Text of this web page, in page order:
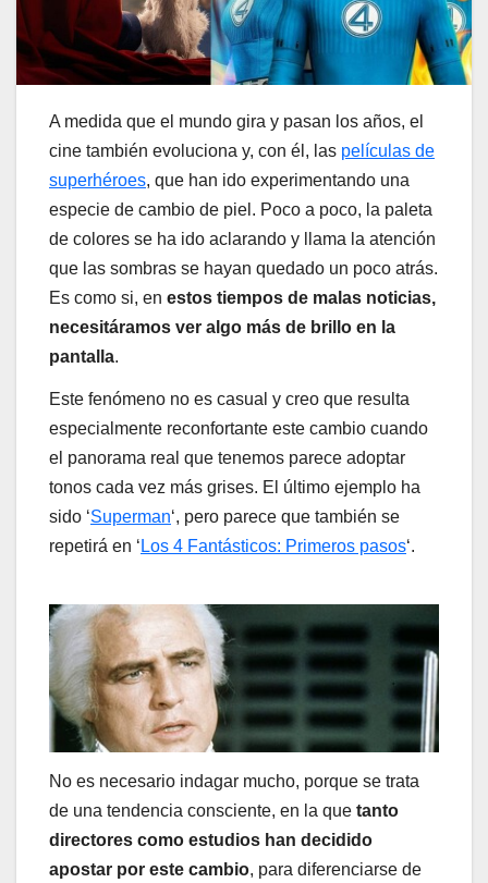
A medida que el mundo gira y pasan los años, el
cine también evoluciona y, con él, las películas de
superhéroes, que han ido experimentando una
especie de cambio de piel. Poco a poco, la paleta
de colores se ha ido aclarando y llama la atención
que las sombras se hayan quedado un poco atrás.
Es como si, en estos tiempos de malas noticias,
necesitáramos ver algo más de brillo en la
pantalla.
Este fenómeno no es casual y creo que resulta
especialmente reconfortante este cambio cuando
el panorama real que tenemos parece adoptar
tonos cada vez más grises. El último ejemplo ha
sido ‘Superman‘, pero parece que también se
repetirá en ‘ Los 4 Fantásticos: Primeros pasos‘.
No es necesario indagar mucho, porque se trata
de una tendencia consciente, en la que tanto
directores como estudios han decidido
apostar por este cambio, para diferenciarse de